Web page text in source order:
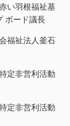
羽根福祉基
ボード議長
祉法人釜石
利活動
利活動